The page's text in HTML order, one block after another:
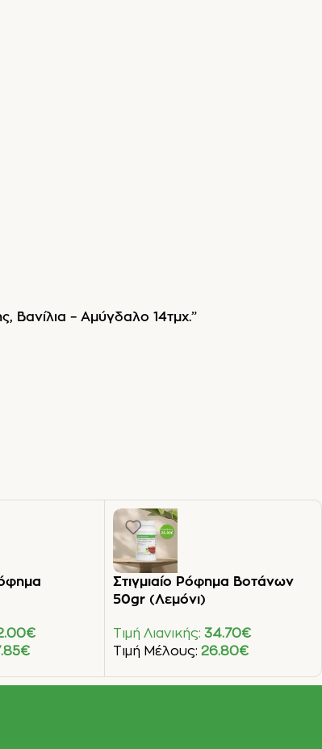
Βανίλια – Αμύγδαλο 14τμχ.”
€
€
Στιγμιαίο Ρόφημα Βοτάνων
50gr (Λεμόνι)
Τιμή Λιανικής: 34.70€
Τιμή Μέλους: 26.80€
Προσθήκη Στο Καλάθι